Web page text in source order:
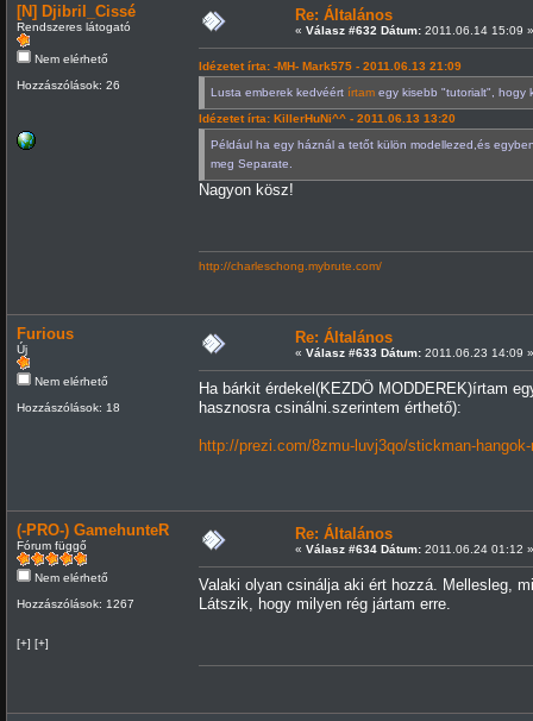
[N] Djibril_Cissé
Rendszeres látogató
Nem elérhető
Hozzászólások: 26
Re: Általános
« Válasz #632 Dátum:2011.06.14 15:09 »
Idézetet írta: -MH- Mark575 - 2011.06.13 21:09
Lusta emberek kedvéért írtamegy kisebb "tutorialt", hogy
Idézetet írta: KillerHuNi^^ - 2011.06.13 13:20
Például ha egy háznál a tetőt külön modellezed,és
meg Separate.
Nagyon kösz!
http://charleschong.mybrute.com/
Furious
Új
Nem elérhető
Hozzászólások: 18
Re: Általános
« Válasz #633 Dátum:2011.06.23 14:09 »
Ha bárkit érdekel(KEZDŐ MODDEREK)írtam
hasznosra csinálni.szerintem érthető):
http://prezi.com/8zmu-luvj3qo/stickman-
(-PRO-) GamehunteR
Fórum függő
Nem elérhető
Hozzászólások: 1267
[+] [+]
Re: Általános
« Válasz #634 Dátum:2011.06.24 01:12 »
Valaki olyan csinálja aki ért hozzá. Mellesleg,
Látszik, hogy milyen rég jártam erre.